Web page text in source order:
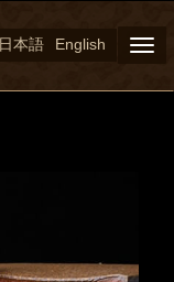
日本語 English